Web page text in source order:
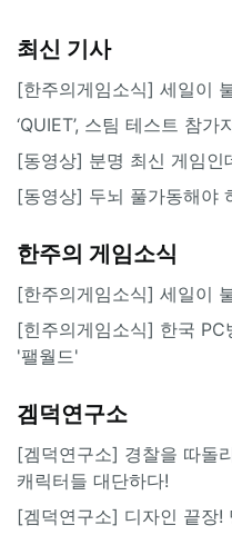
최신 기사
[한주의게임소식] 세일이
‘QUIET’, 스팀 테스트 참
[동영상] 분명 최신 게임인
[동영상] 두뇌 풀가동해야
한주의 게임소식
[한주의게임소식] 세일이
[힌주의게임소식] 한국
'팰월드'
겜덕연구소
[겜덕연구소] 경찰을 따돌
캐릭터들 대단하다!
[겜덕연구소] 디자인 끝장!